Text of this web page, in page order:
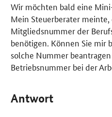
Wir möchten bald eine
Mein Steuerberater
Mitgliedsnummer der
benötigen. Können Sie mir
solche Nummer
Betriebsnummer bei der
Antwort